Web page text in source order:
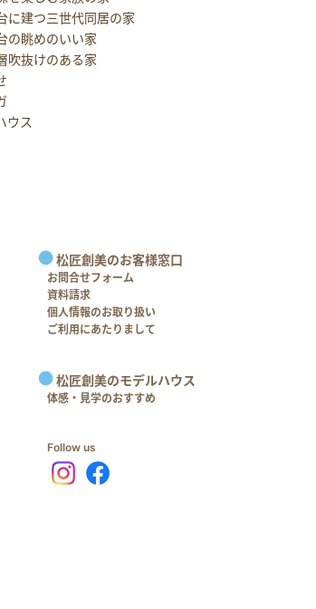
建つ三世代同居の家
眺めのいい家
抜けのある家
ウス
松匠創美のお客様窓口
お問合せフォーム
資料請求
個人情報のお取り扱い
ご利用にあたりまして
松匠創美のモデルハウス
体感・見学のおすすめ
Follow us